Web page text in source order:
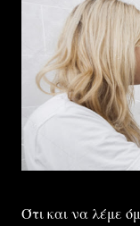
Ότι και να λέμε